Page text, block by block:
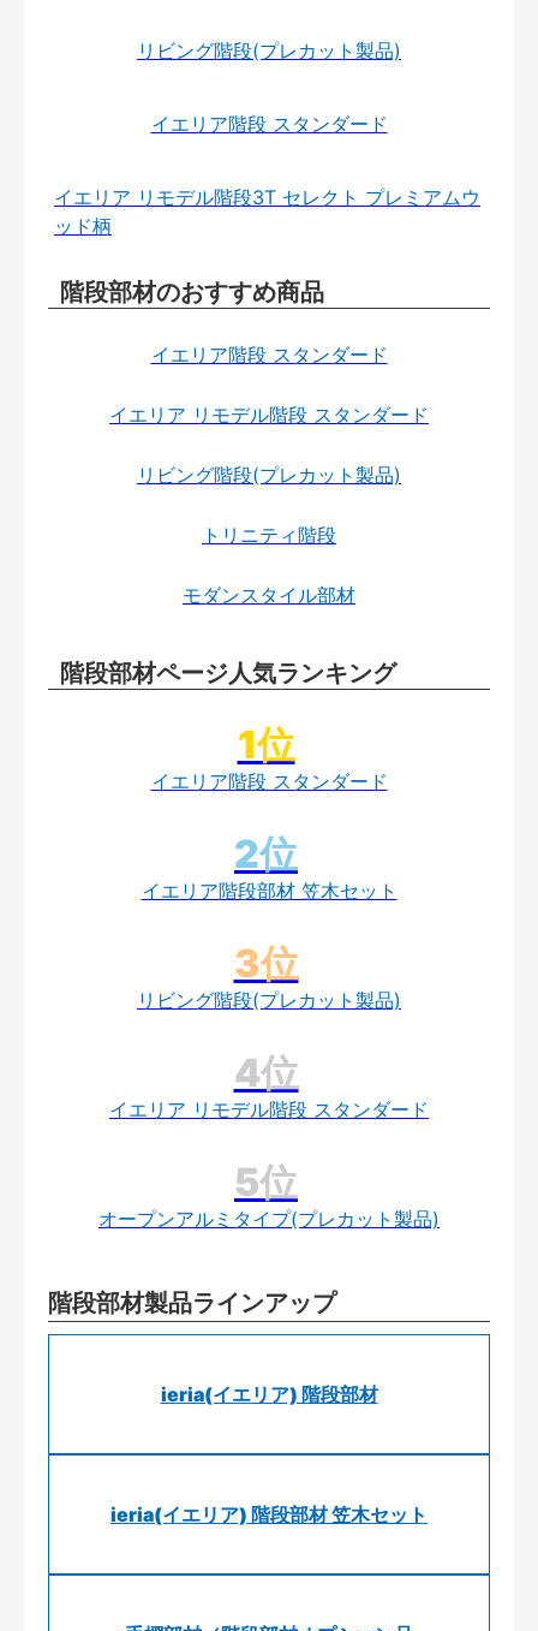
リビング階段(プレカット製品)
イエリア階段 スタンダード
イエリア リモデル階段3T セレクト プレミアムウ
ッド柄
階段部材のおすすめ商品
イエリア階段 スタンダード
イエリア リモデル階段 スタンダード
リビング階段(プレカット製品)
トリニティ階段
モダンスタイル部材
階段部材ページ人気ランキング
イエリア階段 スタンダード
イエリア階段部材 笠木セット
リビング階段(プレカット製品)
イエリア リモデル階段 スタンダード
オープンアルミタイプ(プレカット製品)
階段部材製品ラインアップ
ieria(イエリア) 階段部材
ieria(イエリア) 階段部材 笠木セット